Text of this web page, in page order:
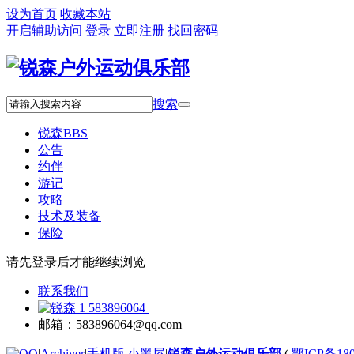
设为首页 收藏本站
开启辅助访问 登录 立即注册 找回密码
搜索
锐森BBS
公告
约伴
游记
攻略
技术及装备
保险
请先登录后才能继续浏览
联系我们
583896064
邮箱：583896064@qq.com